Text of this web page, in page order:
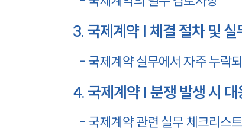
3.국제계약 | 체결 절차 및 실
- 국제계약 실무에서 자주 누락
4.국제계약 | 분쟁 발생 시
- 국제계약 관련 실무 체크리스트